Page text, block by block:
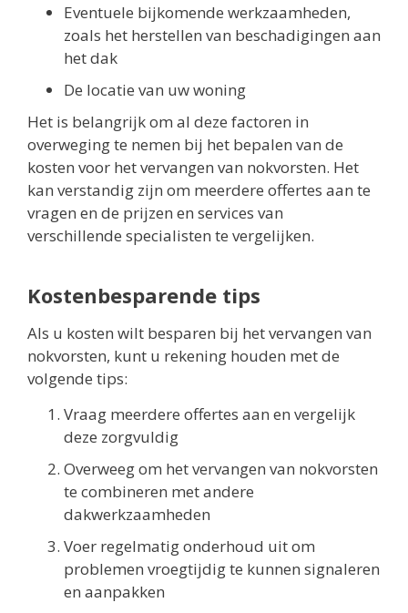
Eventuele bijkomende werkzaamheden,
zoals het herstellen van beschadigingen aan
het dak
De locatie van uw woning
Het is belangrijk om al deze factoren in
overweging te nemen bij het bepalen van de
kosten voor het vervangen van nokvorsten. Het
kan verstandig zijn om meerdere offertes aan te
vragen en de prijzen en services van
verschillende specialisten te vergelijken.
Kostenbesparende tips
Als u kosten wilt besparen bij het vervangen van
nokvorsten, kunt u rekening houden met de
volgende tips:
Vraag meerdere offertes aan en vergelijk
deze zorgvuldig
Overweeg om het vervangen van nokvorsten
te combineren met andere
dakwerkzaamheden
Voer regelmatig onderhoud uit om
problemen vroegtijdig te kunnen signaleren
en aanpakken